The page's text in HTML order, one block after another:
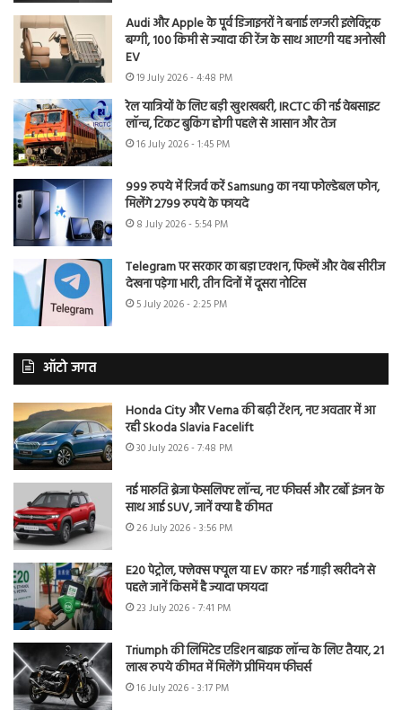
Audi और Apple के पूर्व डिजाइनरों ने बनाई लग्जरी इलेक्ट्रिक
बग्गी, 100 किमी से ज्यादा की रेंज के साथ आएगी यह अनोखी
EV
19 July 2026 - 4:48 PM
रेल यात्रियों के लिए बड़ी खुशखबरी, IRCTC की नई वेबसाइट
लॉन्च, टिकट बुकिंग होगी पहले से आसान और तेज
16 July 2026 - 1:45 PM
999 रुपये में रिजर्व करें Samsung का नया फोल्डेबल फोन,
मिलेंगे 2799 रुपये के फायदे
8 July 2026 - 5:54 PM
Telegram पर सरकार का बड़ा एक्शन, फिल्में और वेब सीरीज
देखना पड़ेगा भारी, तीन दिनों में दूसरा नोटिस
5 July 2026 - 2:25 PM
ऑटो जगत
Honda City और Verna की बढ़ी टेंशन, नए अवतार में आ
रही Skoda Slavia Facelift
30 July 2026 - 7:48 PM
नई मारुति ब्रेजा फेसलिफ्ट लॉन्च, नए फीचर्स और टर्बो इंजन के
साथ आई SUV, जानें क्या है कीमत
26 July 2026 - 3:56 PM
E20 पेट्रोल, फ्लेक्स फ्यूल या EV कार? नई गाड़ी खरीदने से
पहले जानें किसमें है ज्यादा फायदा
23 July 2026 - 7:41 PM
Triumph की लिमिटेड एडिशन बाइक लॉन्च के लिए तैयार, 21
लाख रुपये कीमत में मिलेंगे प्रीमियम फीचर्स
16 July 2026 - 3:17 PM